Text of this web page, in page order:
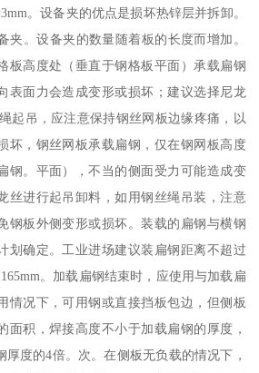
。设备夹的优点是损坏热锌层并拆卸。
夹。设备夹的数量随着板的长度而增加。
板高度处（垂直于钢格板平面）承载扁钢
表面力会造成变形或损坏；建议选择尼龙
起吊，应注意保持钢丝网板边缘疼痛，以
坏，钢丝网板承载扁钢，仅在钢网板高度
钢。平面），不当的侧面受力可能造成变
丝进行起吊卸料，如用钢丝绳吊装，注意
钢板外侧变形或损坏。装载的扁钢与横钢
划确定。工业进场建议装扁钢距离不超过
。加载扁钢结束时，应使用与加载扁
情况下，可用钢或直接挡板包边，但侧板
面积，焊接高度不小于加载扁钢的厚度，
度的4倍。次。在侧板无负载的情况下，